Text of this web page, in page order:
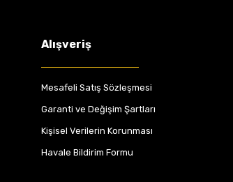
Alışveriş
Mesafeli Satış Sözleşmesi
Garanti ve Değişim Şartları
Kişisel Verilerin Korunması
Havale Bildirim Formu